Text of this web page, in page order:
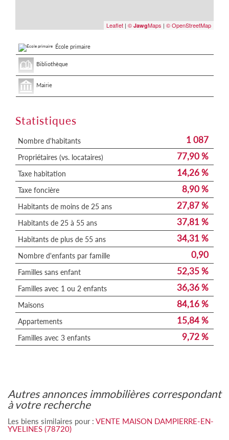
Leaflet | © JawgMaps | © OpenStreetMap
École primaire
Bibliothèque
Mairie
Statistiques
Nombre d'habitants 1 087
Propriétaires (vs. locataires) 77,90 %
Taxe habitation 14,26 %
Taxe foncière 8,90 %
Habitants de moins de 25 ans 27,87 %
Habitants de 25 à 55 ans 37,81 %
Habitants de plus de 55 ans 34,31 %
Nombre d'enfants par famille 0,90
Familles sans enfant 52,35 %
Familles avec 1 ou 2 enfants 36,36 %
Maisons 84,16 %
Appartements 15,84 %
Familles avec 3 enfants 9,72 %
autres annonces immobilières correspondant
à votre recherche
Les biens similaires pour : VENTE MAISON DAMPIERRE-EN-
YVELINES (78720)